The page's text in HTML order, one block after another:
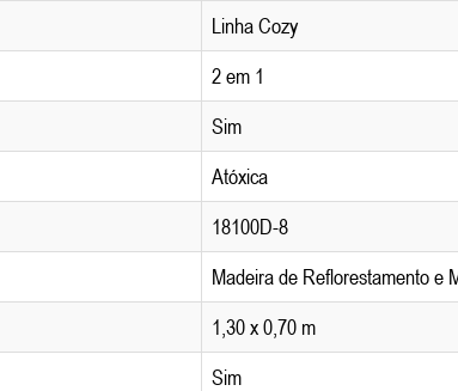
Linha Cozy
2 em 1
Sim
Atóxica
18100D-8
Madeira de Reflorestamento e
1,30 x 0,70 m
Sim